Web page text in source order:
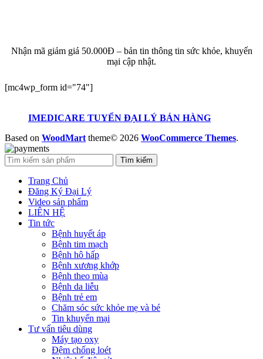
Nhận mã giảm giá 50.000Đ – bản tin thông tin sức khỏe, khuyến
mại cập nhật.
[mc4wp_form id="74"]
IMEDICARE TUYỂN ĐẠI LÝ BÁN HÀNG
Based on WoodMart theme© 2026 WooCommerce Themes.
Tìm kiếm
Trang Chủ
Đăng Ký Đại Lý
Video sản phẩm
LIÊN HỆ
Tin tức
Bệnh huyết áp
Bệnh tim mạch
Bệnh hô hấp
Bệnh xương khớp
Bệnh theo mùa
Bệnh da liễu
Bệnh trẻ em
Chăm sóc sức khỏe mẹ và bé
Tin khuyến mại
Tư vấn tiêu dùng
Máy tạo oxy
Đệm chống loét